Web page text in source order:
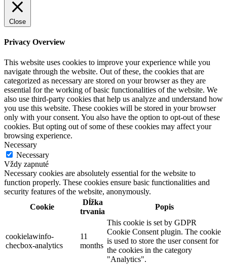
Close
Privacy Overview
This website uses cookies to improve your experience while you
navigate through the website. Out of these, the cookies that are
categorized as necessary are stored on your browser as they are
essential for the working of basic functionalities of the website. We
also use third-party cookies that help us analyze and understand how
you use this website. These cookies will be stored in your browser
only with your consent. You also have the option to opt-out of these
cookies. But opting out of some of these cookies may affect your
browsing experience.
Necessary
Necessary
Vždy zapnuté
Necessary cookies are absolutely essential for the website to
function properly. These cookies ensure basic functionalities and
security features of the website, anonymously.
Cookie
Dĺžka
trvania
Popis
cookielawinfo-
checbox-analytics
11
months
This cookie is set by GDPR
Cookie Consent plugin. The cookie
is used to store the user consent for
the cookies in the category
"Analytics".